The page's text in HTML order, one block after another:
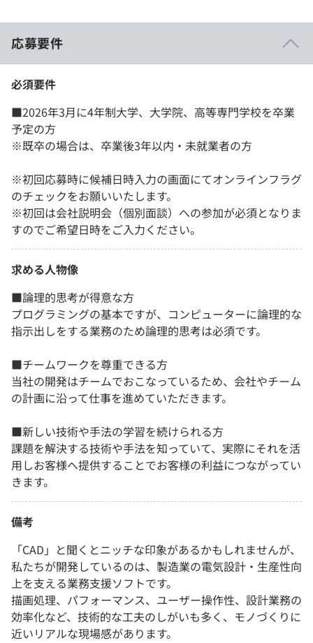
応募要件
必須要件
■2026年3月に4年制大学、大学院、高等専門学校を卒業
予定の方
※既卒の場合は、卒業後3年以内・未就業者の方
※初回応募時に候補日時入力の画面にてオンラインフラグ
のチェックをお願いいたします。
※初回は会社説明会（個別面談）への参加が必須となりま
すのでご希望日時をご入力ください。
求める人物像
■論理的思考が得意な方
プログラミングの基本ですが、コンピューターに論理的な
指示出しをする業務のため論理的思考は必須です。
■チームワークを尊重できる方
当社の開発はチームでおこなっているため、会社やチーム
の計画に沿って仕事を進めていただきます。
■新しい技術や手法の学習を続けられる方
課題を解決する技術や手法を知っていて、実際にそれを活
用しお客様へ提供することでお客様の利益につながってい
きます。
備考
「CAD」と聞くとニッチな印象があるかもしれませんが、
私たちが開発しているのは、製造業の電気設計・生産性向
上を支える業務支援ソフトです。
描画処理、パフォーマンス、ユーザー操作性、設計業務の
効率化など、技術的な工夫のしがいも多く、モノづくりに
近いリアルな現場感があります。